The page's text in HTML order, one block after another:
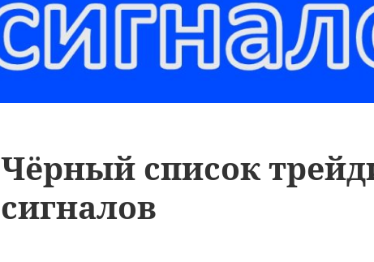
Чёрный список
сигналов